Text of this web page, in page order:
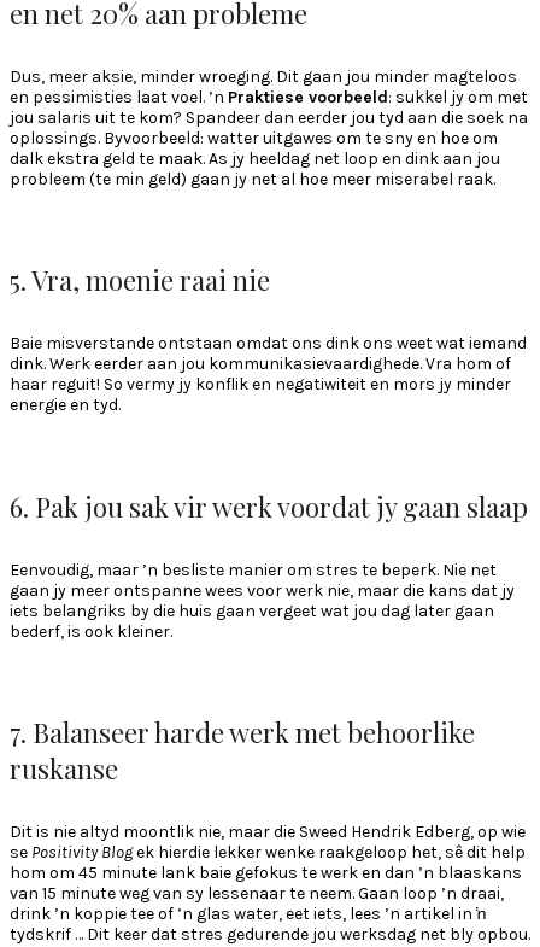
en net 20% aan probleme
Dus, meer aksie, minder wroeging. Dit gaan jou minder magteloos
en pessimisties laat voel. ’n Praktiese voorbeeld: sukkel jy om met
jou salaris uit te kom? Spandeer dan eerder jou tyd aan die soek na
oplossings. Byvoorbeeld: watter uitgawes om te sny en hoe om
dalk ekstra geld te maak. As jy heeldag net loop en dink aan jou
probleem (te min geld) gaan jy net al hoe meer miserabel raak.
5. Vra, moenie raai nie
Baie misverstande ontstaan omdat ons dink ons weet wat iemand
dink. Werk eerder aan jou kommunikasievaardighede. Vra hom of
haar reguit! So vermy jy konflik en negatiwiteit en mors jy minder
energie en tyd.
6. Pak jou sak vir werk voordat jy gaan slaap
Eenvoudig, maar ’n besliste manier om stres te beperk. Nie net
gaan jy meer ontspanne wees voor werk nie, maar die kans dat jy
iets belangriks by die huis gaan vergeet wat jou dag later gaan
bederf, is ook kleiner.
7. Balanseer harde werk met behoorlike
ruskanse
Dit is nie altyd moontlik nie, maar die Sweed Hendrik Edberg, op wie
se Positivity Blogek hierdie lekker wenke raakgeloop het, sê dit help
hom om 45 minute lank baie gefokus te werk en dan ’n blaaskans
van 15 minute weg van sy lessenaar te neem. Gaan loop ’n draai,
drink ’n koppie tee of ’n glas water, eet iets, lees ’n artikel in ŉ
tydskrif … Dit keer dat stres gedurende jou werksdag net bly opbou.